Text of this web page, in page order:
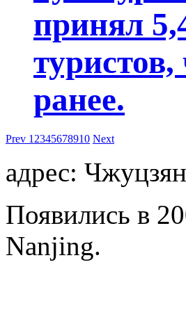
принял
ранее.
Prev 1 2345678910 Next
адрес:
Появились в
Nanjing.